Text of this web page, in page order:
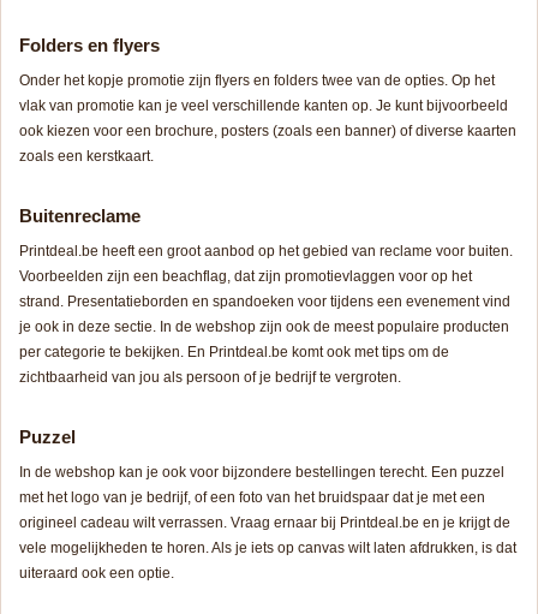
Folders en flyers
Onder het kopje promotie zijn flyers en folders twee van de opties. Op het
vlak van promotie kan je veel verschillende kanten op. Je kunt bijvoorbeeld
ook kiezen voor een brochure, posters (zoals een banner) of diverse kaarten
zoals een kerstkaart.
Buitenreclame
Printdeal.be heeft een groot aanbod op het gebied van reclame voor buiten.
Voorbeelden zijn een beachflag, dat zijn promotievlaggen voor op het
strand. Presentatieborden en spandoeken voor tijdens een evenement vind
je ook in deze sectie. In de webshop zijn ook de meest populaire producten
per categorie te bekijken. En Printdeal.be komt ook met tips om de
zichtbaarheid van jou als persoon of je bedrijf te vergroten.
Puzzel
In de webshop kan je ook voor bijzondere bestellingen terecht. Een puzzel
met het logo van je bedrijf, of een foto van het bruidspaar dat je met een
origineel cadeau wilt verrassen. Vraag ernaar bij Printdeal.be en je krijgt de
vele mogelijkheden te horen. Als je iets op canvas wilt laten afdrukken, is dat
uiteraard ook een optie.